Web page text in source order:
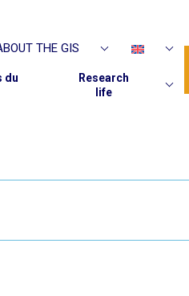
THE GIS
du
Research
life
SUPPORTED
EDITIONS ISTE